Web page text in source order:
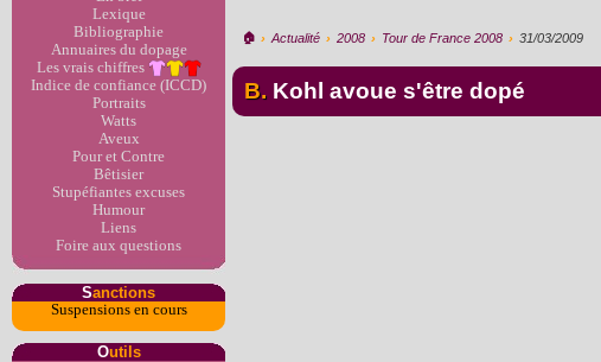
Lexique
Bibliographie
Annuaires du dopage
Les vrais chiffres
Indice de confiance (ICCD)
Portraits
Watts
Aveux
Pour et Contre
Bêtisier
Stupéfiantes excuses
Humour
Liens
Foire aux questions
Sanctions
Suspensions en cours
Outils
🏠︎ › Actualité › 2008 › Tour de France 2008 › 31/03/2009
B. Kohl avoue s'être dopé